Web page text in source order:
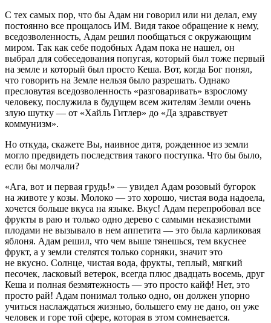
С тех самых пор, что бы Адам ни говорил или ни делал, ему
постоянно все прощалось ИМ. Видя такое обращение к нему,
вседозволенность, Адам решил пообщаться с окружающим
миром. Так как себе подобных Адам пока не нашел, он
выбрал для собеседования попугая, который был тоже первый
на земле и который был просто Кеша. Вот, когда Бог понял,
что говорить на Земле нельзя было разрешать. Однако
пресловутая вседозволенность «разговаривать» взрослому
человеку, послужила в будущем всем жителям Земли очень
злую шутку — от «Хайль Гитлер» до «Да здравствует
коммунизм».
Но откуда, скажете Вы, наивное дитя, рожденное из земли
могло предвидеть последствия такого поступка. Что бы было,
если бы молчали?
«Ага, вот и первая грудь!» — увидел Адам розовый бугорок
на животе у козы. Молоко — это хорошо, чистая вода надоела,
хочется больше вкуса на языке. Вкус! Адам перепробовал все
фрукты в раю и только одно дерево с самыми неказистыми
плодами не вызывало в нем аппетита — это была карликовая
яблоня. Адам решил, что чем выше тянешься, тем вкуснее
фрукт, а у земли стелятся только сорняки, значит это
не вкусно. Солнце, чистая вода, фрукты, теплый, мягкий
песочек, ласковый ветерок, всегда плюс двадцать восемь, друг
Кеша и полная безмятежность — это просто кайф! Нет, это
просто рай! Адам понимал только одно, он должен упорно
учиться наслаждаться жизнью, большего ему не дано, он уже
человек и горе той сфере, которая в этом сомневается.